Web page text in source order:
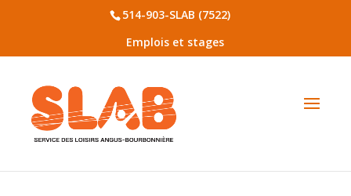
514-903-SLAB (7522)
Emplois et stages